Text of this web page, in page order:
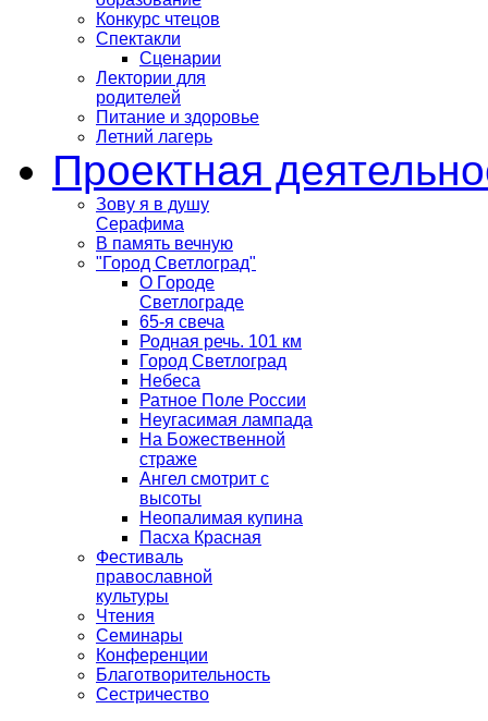
Конкурс чтецов
Спектакли
Сценарии
Лектории для
родителей
Питание и здоровье
Летний лагерь
Проектная
Зову я в душу
Серафима
В память вечную
"Город Светлоград"
О Городе
Светлограде
65-я свеча
Родная речь. 101 км
Город Светлоград
Небеса
Ратное Поле России
Неугасимая лампада
На Божественной
страже
Ангел смотрит с
высоты
Неопалимая купина
Пасха Красная
Фестиваль
православной
культуры
Чтения
Семинары
Конференции
Благотворительность
Сестричество